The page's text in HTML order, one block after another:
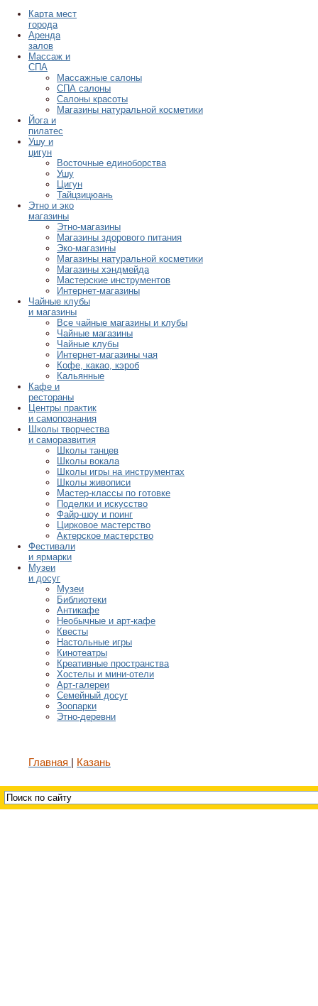
Карта мест
города
Аренда
залов
Массаж и
СПА
Массажные салоны
СПА салоны
Салоны красоты
Магазины натуральной косметики
Йога и
пилатес
Ушу и
цигун
Восточные единоборства
Ушу
Цигун
Тайцзицюань
Этно и эко
магазины
Этно-магазины
Магазины здорового питания
Эко-магазины
Магазины натуральной косметики
Магазины хэндмейда
Мастерские инструментов
Интернет-магазины
Чайные клубы
и магазины
Все чайные магазины и клубы
Чайные магазины
Чайные клубы
Интернет-магазины чая
Кофе, какао, кэроб
Кальянные
Кафе и
рестораны
Центры практик
и самопознания
Школы творчества
и саморазвития
Школы танцев
Школы вокала
Школы игры на инструментах
Школы живописи
Мастер-классы по готовке
Поделки и искусство
Файр-шоу и поинг
Цирковое мастерство
Актерское мастерство
Фестивали
и ярмарки
Музеи
и досуг
Музеи
Библиотеки
Антикафе
Необычные и арт-кафе
Квесты
Настольные игры
Кинотеатры
Креативные пространства
Хостелы и мини-отели
Арт-галереи
Семейный досуг
Зоопарки
Этно-деревни
Главная Казань